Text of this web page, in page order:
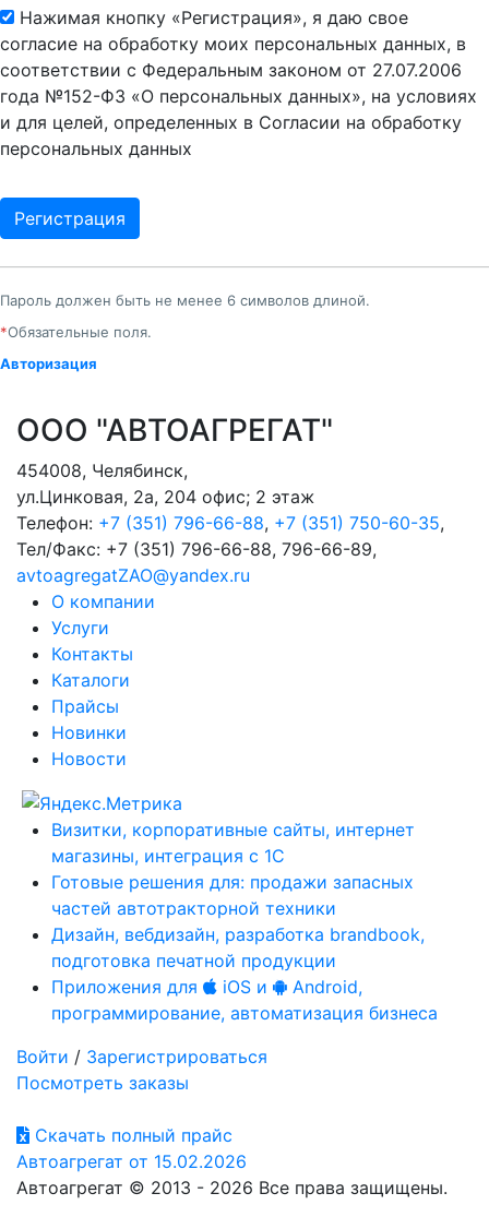
Нажимая кнопку «Регистрация», я даю свое
согласие на обработку моих персональных данных, в
соответствии с Федеральным законом от 27.07.2006
года №152-ФЗ «О персональных данных», на условиях
и для целей, определенных в Согласии на обработку
персональных данных
Пароль должен быть не менее 6 символов длиной.
*Обязательные поля.
Авторизация
ООО "АВТОАГРЕГАТ"
454008, Челябинск,
ул.Цинковая, 2а, 204 офис; 2 этаж
Телефон: +7 (351) 796-66-88, +7 (351) 750-60-35,
Тел/Факс: +7 (351) 796-66-88, 796-66-89,
avtoagregatZAO@yandex.ru
О компании
Услуги
Контакты
Каталоги
Прайсы
Новинки
Новости
Визитки, корпоративные сайты, интернет
магазины, интеграция с 1С
Готовые решения для: продажи запасных
частей автотракторной техники
Дизайн, вебдизайн, разработка brandbook,
подготовка печатной продукции
Приложения для
iOS и
Android,
программирование, автоматизация бизнеса
Войти / Зарегистрироваться
Посмотреть заказы
Скачать полный прайс
Автоагрегат от 15.02.2026
Автоагрегат © 2013 - 2026 Все права защищены.